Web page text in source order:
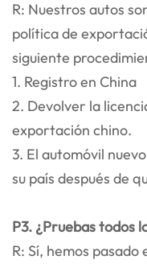
R: Nuestros autos
política de
siguiente
1. Registro en China
2. Devolver la
exportación chino.
3. El automóvil
su país después de
P3. ¿Pruebas todos
R: Sí, hemos pasado